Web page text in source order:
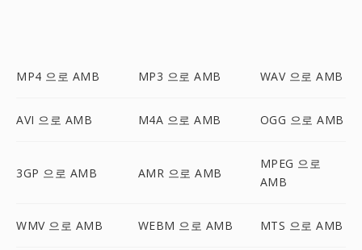
MP4 으로 AMB MP3 으로 AMB WAV 으로 AMB
AVI 으로 AMB M4A 으로 AMB OGG 으로 AMB
3GP 으로 AMB AMR 으로 AMB
MPEG 으로
AMB
WMV 으로 AMB WEBM 으로 AMB MTS 으로 AMB